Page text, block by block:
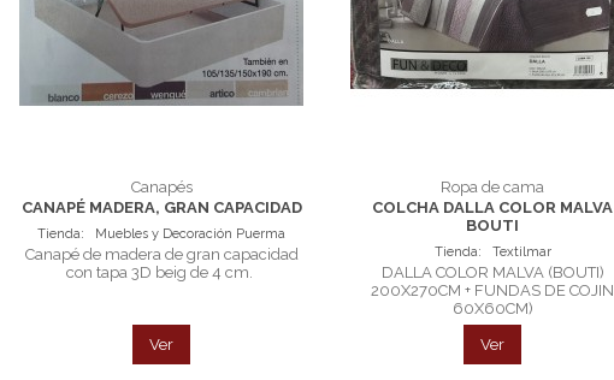
Canapés
CANAPÉ MADERA, GRAN CAPACIDAD
Tienda: Muebles y Decoración Puerma
Canapé de madera de gran capacidad
con tapa 3D beig de 4 cm.
Ver
Ropa de cama
COLCHA DALLA COLOR MALVA
BOUTI
Tienda: Textilmar
DALLA COLOR MALVA (BOUTI)
200X270CM + FUNDAS DE COJIN
60X60CM)
Ver